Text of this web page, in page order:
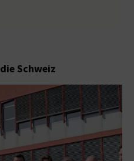
Schweiz